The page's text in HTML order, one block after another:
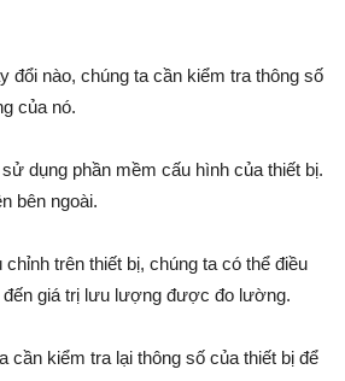
đổi nào, chúng ta cần kiểm tra thông số
của nó.
dụng phần mềm cấu hình của thiết bị.
bên ngoài.
trên thiết bị, chúng ta có thể điều
giá trị lưu lượng được đo lường.
cần kiểm tra lại thông số của thiết bị để